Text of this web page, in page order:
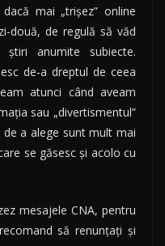
mai „trișez” online
două, de regulă să văd
anumite subiecte.
de-a dreptul de ceea
atunci când aveam
sau „divertismentul”
a alege sunt mult mai
se găsesc și acolo cu
mesajele CNA, pentru
să renunțați și